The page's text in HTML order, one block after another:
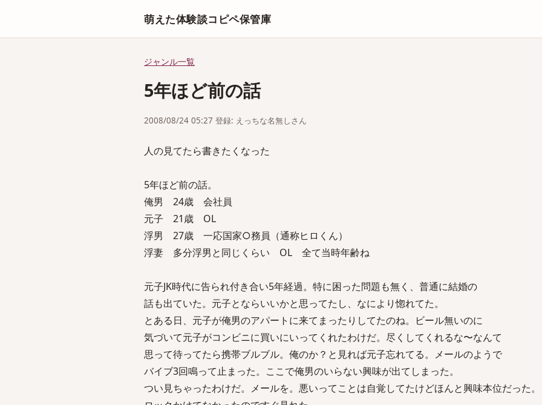
萌えた体験談コピペ保管庫
ジャンル一覧
5年ほど前の話
2008/08/24 05:27 登録: えっちな名無しさん
人の見てたら書きたくなった
5年ほど前の話。
俺男 24歳 会社員
元子 21歳 OL
浮男 27歳 一応国家○務員（通称ヒロくん）
浮妻 多分浮男と同じくらい OL 全て当時年齢ね
元子JK時代に告られ付き合い5年経過。特に困った問題も無く、普通に結婚の
話も出ていた。元子とならいいかと思ってたし、なにより惚れてた。
とある日、元子が俺男のアパートに来てまったりしてたのね。ビール無いのに
気づいて元子がコンビニに買いにいってくれたわけだ。尽くしてくれるな〜なんて
思って待ってたら携帯ブルブル。俺のか？と見れば元子忘れてる。メールのようで
バイブ3回鳴って止まった。ここで俺男のいらない興味が出てしまった。
つい見ちゃったわけだ。メールを。悪いってことは自覚してたけどほんと興味本位だった。